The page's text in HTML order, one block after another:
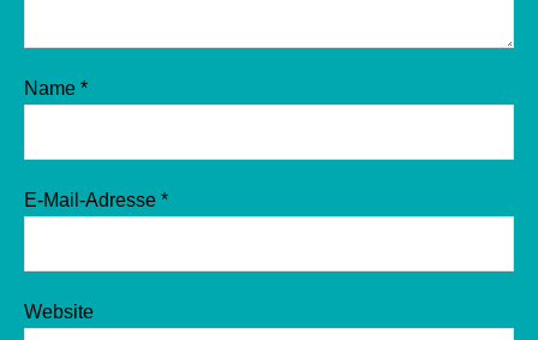
Name *
E-Mail-Adresse *
Website